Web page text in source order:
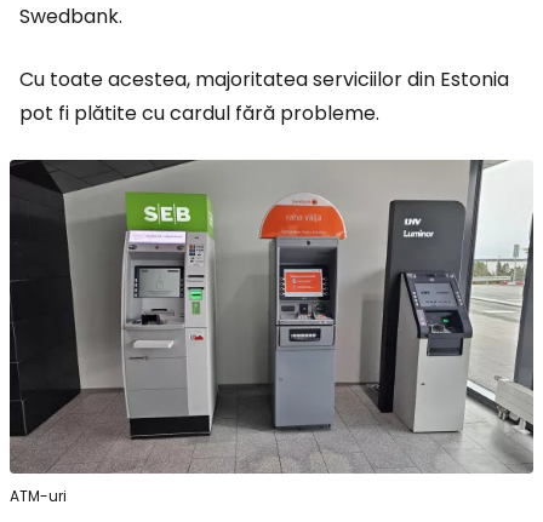
Swedbank.
Cu toate acestea, majoritatea serviciilor din Estonia
pot fi plătite cu cardul fără probleme.
ATM-uri